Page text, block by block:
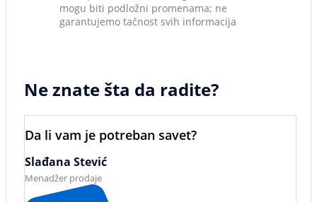
mogu biti podložni promenama; ne
garantujemo tačnost svih informacija
Ne znate šta da radite?
Da li vam je potreban savet?
Slađana Stević
Menadžer prodaje